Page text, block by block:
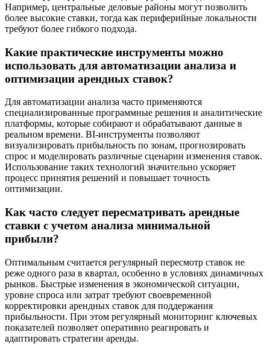
Например, центральные деловые районы могут позволить
более высокие ставки, тогда как периферийные локальности
требуют более гибкого подхода.
Какие практические инструменты можно
использовать для автоматизации анализа и
оптимизации арендных ставок?
Для автоматизации анализа часто применяются
специализированные программные решения и аналитические
платформы, которые собирают и обрабатывают данные в
реальном времени. BI-инструменты позволяют
визуализировать прибыльность по зонам, прогнозировать
спрос и моделировать различные сценарии изменения ставок.
Использование таких технологий значительно ускоряет
процесс принятия решений и повышает точность
оптимизации.
Как часто следует пересматривать арендные
ставки с учетом анализа минимальной
прибыли?
Оптимальным считается регулярный пересмотр ставок не
реже одного раза в квартал, особенно в условиях динамичных
рынков. Быстрые изменения в экономической ситуации,
уровне спроса или затрат требуют своевременной
корректировки арендных ставок для поддержания
прибыльности. При этом регулярный мониторинг ключевых
показателей позволяет оперативно реагировать и
адаптировать стратегии аренды.